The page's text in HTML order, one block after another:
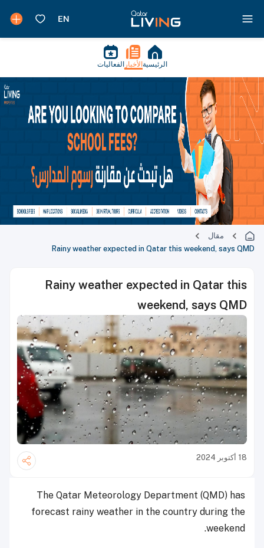
الرئيسية الأخبار الفعاليات
مقال
Rainy weather expected in Qatar this weekend, says QMD
Rainy weather expected in Qatar this
weekend, says QMD
18 أكتوبر 2024
The Qatar Meteorology Department (QMD) has
forecast rainy weather in the country during the
weekend.